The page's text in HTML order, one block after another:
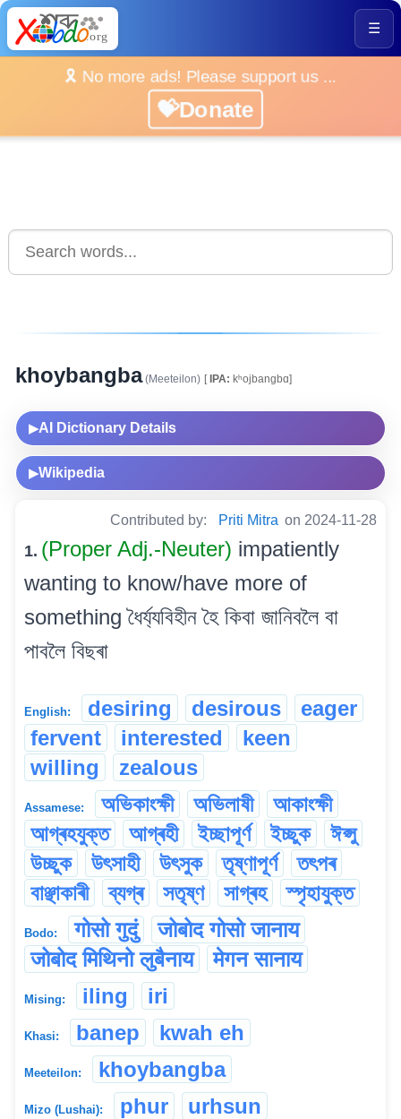
☰
🎗️ No more ads! Please support us ...
💝Donate
khoybangba(Meeteilon) [IPA: kʰojbanɡbɑ]
▶AI Dictionary Details
▶Wikipedia
Contributed by: Priti Mitra on 2024-11-28
1. (Proper Adj.-Neuter) impatiently
wanting to know/have more of
something ধৈৰ্য্যবিহীন হৈ কিবা জানিবলৈ বা
পাবলৈ বিছৰা
English: desiring desirous
eager
fervent
interested
keen
willing
zealous
Assamese: অভিকাংক্ষী অভিলাষী
আকাংক্ষী
আগ্ৰহযুক্ত
আগ্ৰহী ইচ্ছাপূৰ্ণ ইচ্ছুক
ঈপ্সু
উচ্ছুক
উৎসাহী উৎসুক তৃষ্ণাপূৰ্ণ
তৎপৰ
বাঞ্ছাকাৰী
ব্যগ্ৰ সতৃষ্ণ সাগ্ৰহ স্পৃহাযুক্ত
Bodo: गोसो गुदुं
जोबोद गोसो जानाय
जोबोद मिथिनो लुबैनाय
मेगन सानाय
Mising: iling iri
Khasi: banep kwah eh
Meeteilon: khoybangba
Mizo (Lushai): phur urhsun